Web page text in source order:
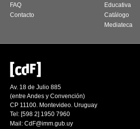
FAQ
Contacto
Educativa
Catálogo
Mediateca
Av. 18 de Julio 885
(entre Andes y Convención)
CP 11100. Montevideo. Uruguay
Tel: [598 2] 1950 7960
Mail: CdF@imm.gub.uy